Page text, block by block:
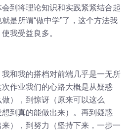
到将理论知识和实践紧紧结合起
是所谓“做中学”了，这个方法我
我受益良多。
和我的搭档对前端几乎是一无所
作业我们的心路大概是从疑惑
做），到惊讶（原来可以这么
到真的能做出来）。再到疑惑
来），到努力（坚持下来，一步一